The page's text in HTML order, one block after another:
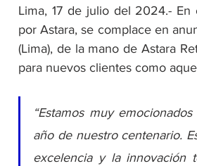
Lima, 17 de julio del 2024.-
por Astara, se complace en
(Lima), de la mano de Astara
para nuevos clientes como
“Estamos muy
año de nuestro centenario.
excelencia y la innovación